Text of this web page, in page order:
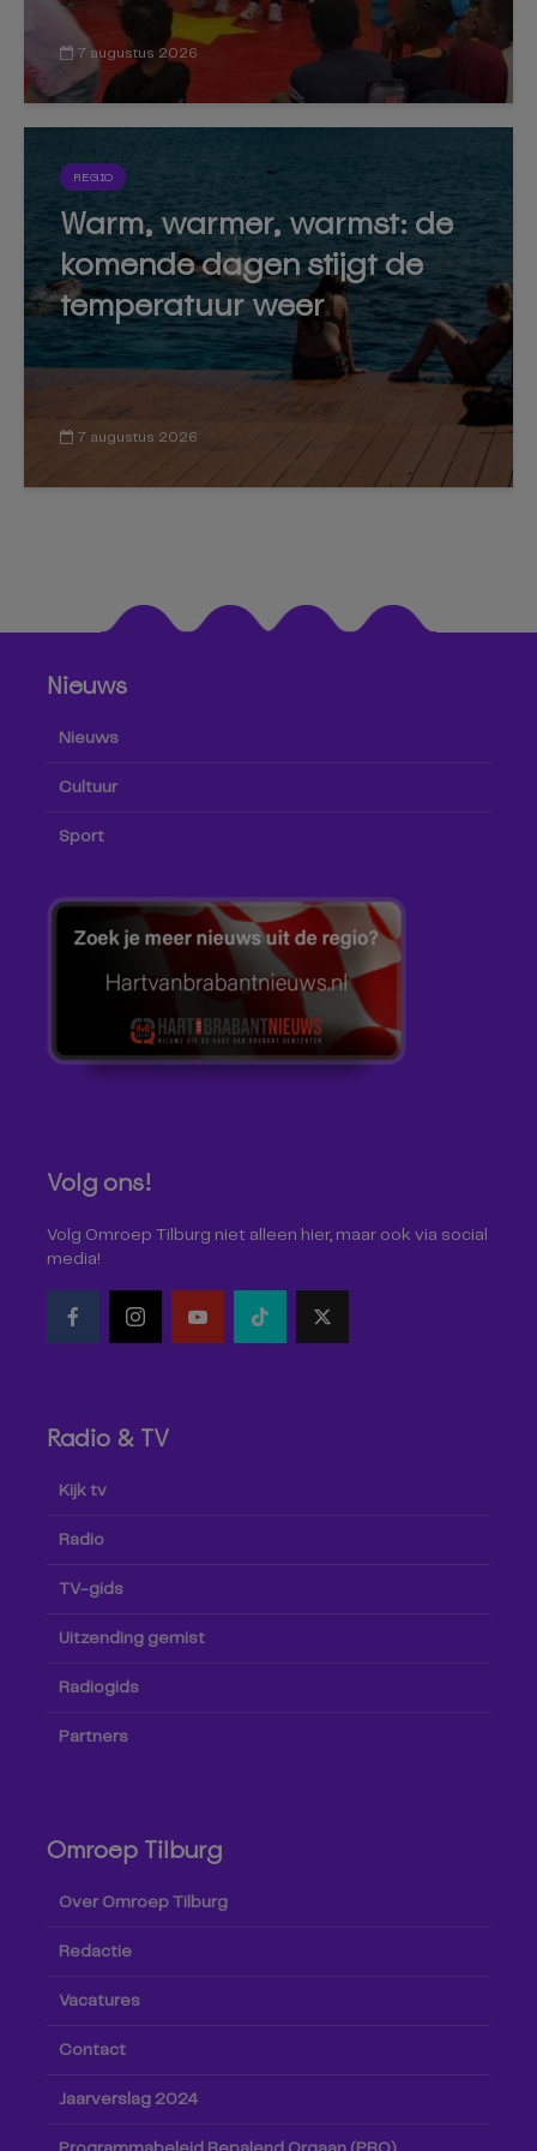
7 augustus 2026
REGIO
Warm, warmer, warmst: de
komende dagen stijgt de
temperatuur weer
7 augustus 2026
Nieuws
Nieuws
Cultuur
Sport
Volg ons!
Volg Omroep Tilburg niet alleen hier, maar ook via social
media!
Radio & TV
Kijk tv
Radio
TV-gids
Uitzending gemist
Radiogids
Partners
Omroep Tilburg
Over Omroep Tilburg
Redactie
Vacatures
Contact
Jaarverslag 2024